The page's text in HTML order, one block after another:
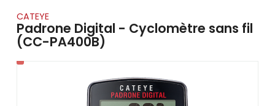
résultat
de
recherche
sélectionné.
CATEYE
Padrone Digital - Cyclomètre sans fil
(CC-PA400B)